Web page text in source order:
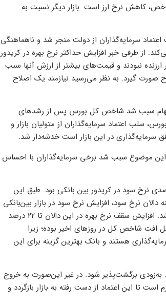
کاهش نرخ ارز است. بازار دیگر نسبت به
سرمایه‌گذاران از دولت منجر شد و ناهماهنگی
از طرفی خبر افزایش حداکثر نرخ بهره در کریدور
ارزنده نبودند و قیمت‌های بیشتر از ارزش آنها سبب
صورت گیرد. به نظر می‌رسید نیازمند یک اصلاح
سهام سبب شد شاخص کل بورس پس از رشد‌های
سلب اعتماد سرمایه‌گذاران از متولیان بازار و
در این بازار است خدشه‌دار شد.
این موضوع سبب شد برخی سرمایه‌گذاران با احساس
نرخ سود در کریدور بین بانکی بود. طبق این
هدف کاهش دامنه دالان نرخ سود، افزایش نرخ سود در بازار بین‌بانکی
و هدایت نرخ تورم به سمت نرخ تورم هدف اتخاذ و از روز شنبه ۲۵ مردادماه اجرایی شد. افزایش سقف نرخ بهره در این دالان تا ۲۲ درصد
یافته بود خود از عوامل افت شاخص کل در روز‌های اخیر بوده؛ زیرا
هستند و بانک بهترین گزینه برای این
به‌زودی برگشت‌پذیر شود. در غیر این‌صورت به خروج
تا این اعتماد از دست رفته به بازار بازگردد و